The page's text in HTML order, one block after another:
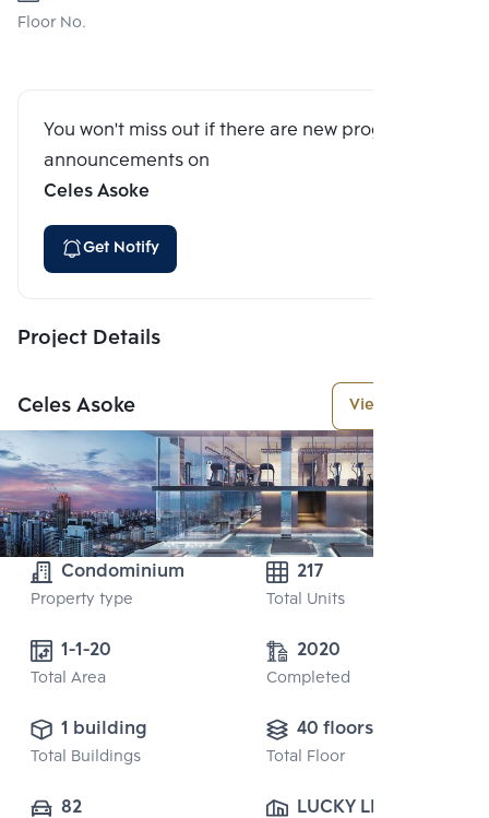
Floor No.
You won't miss out if there are new program
announcements on
Celes Asoke
Get Notify
Project Details
Celes Asoke View More
Condominium
Property type
217
Total Units
1-1-20
Total Area
2020
Completed
1 building
Total Buildings
40 floors
Total Floor
82
LUCKY LIVING